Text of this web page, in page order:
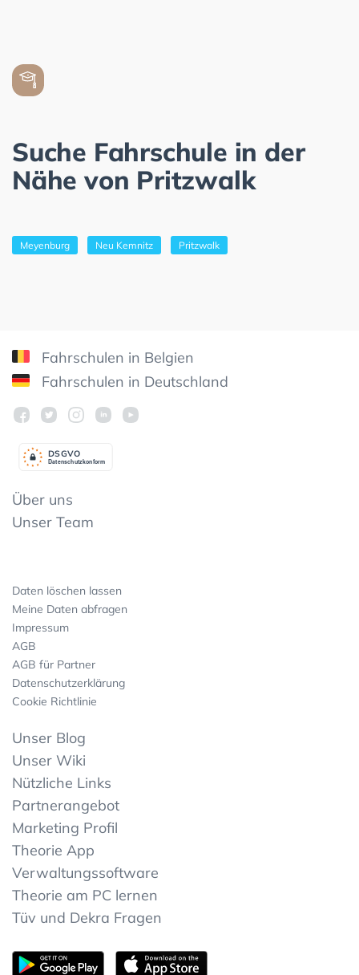
Suche Fahrschule in der
Nähe von Pritzwalk
Meyenburg Neu Kemnitz Pritzwalk
Fahrschulen in Belgien
Fahrschulen in Deutschland
Datenschutzkonform
DSGVO
Über uns
Unser Team
Daten löschen lassen
Meine Daten abfragen
Impressum
AGB
AGB für Partner
Datenschutzerklärung
Cookie Richtlinie
Unser Blog
Unser Wiki
Nützliche Links
Partnerangebot
Marketing Profil
Theorie App
Verwaltungssoftware
Theorie am PC lernen
Tüv und Dekra Fragen